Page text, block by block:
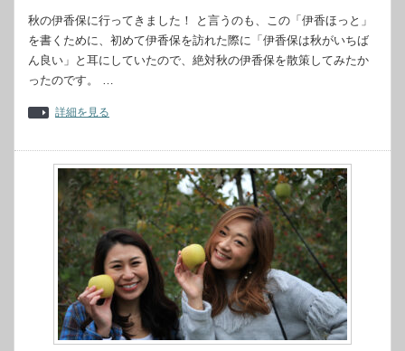
秋の伊香保に行ってきました！ と言うのも、この「伊香ほっと」
を書くために、初めて伊香保を訪れた際に「伊香保は秋がいちば
ん良い」と耳にしていたので、絶対秋の伊香保を散策してみたか
ったのです。 …
詳細を見る